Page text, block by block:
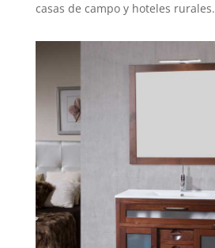
casas de campo y hoteles rurales.